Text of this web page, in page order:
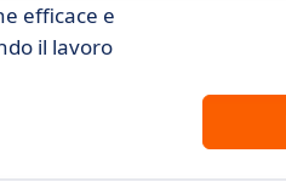
efficace e
il lavoro